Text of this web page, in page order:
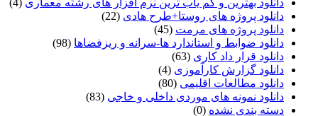
دانلود پروژه های روستا+طرح هادی (22)
دانلود پروژه های مرمت (45)
دانلود ضوابط و استاندارد ها-سرانه و ریزفضاها (98)
دانلود قرار داد کاری (63)
دانلود گزارش کارآموزی (4)
دانلود مطالعات اقلیمی (80)
دانلود نمونه های موردی داخلی و خاجی (83)
دسته بندی نشده (0)